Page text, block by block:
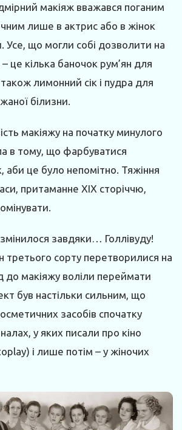
макіяж вважався поганим
лише в актрис або в жінок
Усе, що могли собі дозволити на
це кілька баночок рум’ян для
також лимонний сік і пудра для
білизни.
макіяжу на початку минулого
в тому, що фарбуватися
аби це було непомітно. Тяжіння
притаманне ХІХ сторіччю,
завдяки… Голлівуду!
третього сорту перетворилися на
до макіяжу воліли переймати
був настільки сильним, що
засобів спочатку
у яких писали про кіно
і лише потім – у жіночих